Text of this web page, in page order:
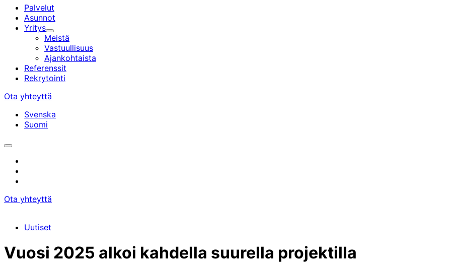
Palvelut
Asunnot
Yritys
Alavalikko
Meistä
Vastuullisuus
Ajankohtaista
Referenssit
Rekrytointi
Ota yhteyttä
Svenska
Suomi
Avaa/sulje
Ota yhteyttä
Uutiset
Vuosi 2025 alkoi kahdella suurella projektilla